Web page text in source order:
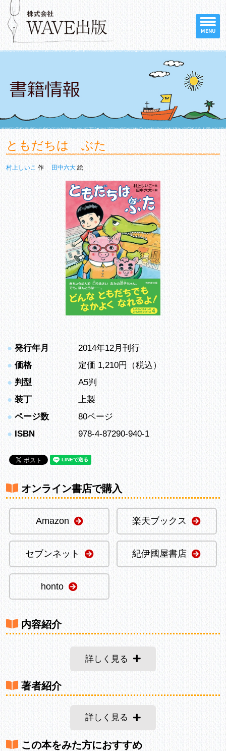
MENU
ともだちは ぶた
村上しいこ 作 田中六大 絵
● 発行年月
2014年12月刊行
● 価格
定価 1,210円（税込）
● 判型
A5判
● 装丁
上製
● ページ数
80ページ
● ISBN 978-4-87290-940-1
オンライン書店で購入
Amazon 楽天ブックス
セブンネット 紀伊國屋書店
honto
内容紹介
詳しく見る
著者紹介
詳しく見る
この本をみた方におすすめ